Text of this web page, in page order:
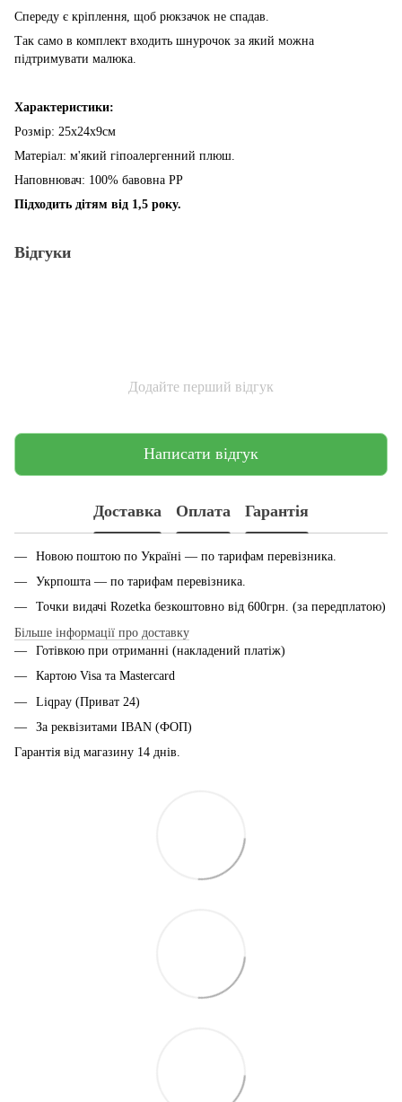
Спереду є кріплення, щоб рюкзачок не спадав.
Так само в комплект входить шнурочок за який можна
підтримувати малюка.
Характеристики:
Розмір: 25x24x9см
Матеріал: м'який гіпоалергенний плюш.
Наповнювач: 100% бавовна PP
Підходить дітям від 1,5 року.
Відгуки
Додайте перший відгук
Написати відгук
Доставка Оплата Гарантія
Новою поштою по Україні — по тарифам перевiзника.
Укрпошта — по тарифам перевiзника.
Точки видачі Rozetka безкоштовно від 600грн. (за передплатою)
Більше інформації про доставку
Готівкою при отриманні (накладений платіж)
Картою Visa та Mastercard
Liqpay (Приват 24)
За реквізитами IBAN (ФОП)
Гарантія від магазину 14 днiв.